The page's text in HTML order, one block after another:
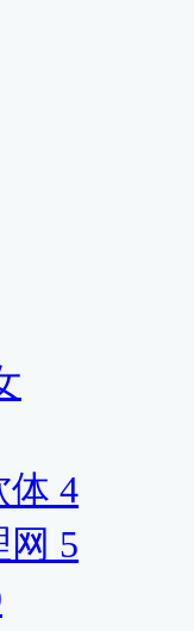
体 4
5